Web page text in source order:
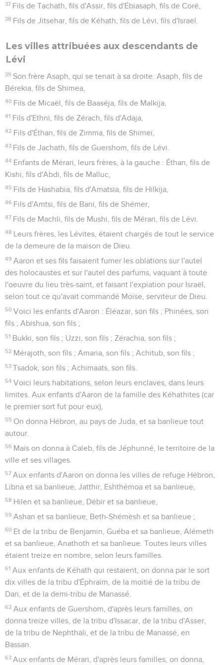
37 Fils de Tachath, fils d'Assir, fils d'Ébiasaph, fils de Coré,
38 Fils de Jitsehar, fils de Kéhath, fils de Lévi, fils d'Israël.
Les villes attribuées aux descendants de
Lévi
39 Son frère Asaph, qui se tenait à sa droite. Asaph, fils de
Bérekia, fils de Shimea,
40 Fils de Micaël, fils de Baaséja, fils de Malkija,
41 Fils d'Ethni, fils de Zérach, fils d'Adaja,
42 Fils d'Éthan, fils de Zimma, fils de Shimeï,
43 Fils de Jachath, fils de Guershom, fils de Lévi.
44 Enfants de Mérari, leurs frères, à la gauche : Éthan, fils de
Kishi, fils d'Abdi, fils de Malluc,
45 Fils de Hashabia, fils d'Amatsia, fils de Hilkija,
46 Fils d'Amtsi, fils de Bani, fils de Shémer,
47 Fils de Machli, fils de Mushi, fils de Mérari, fils de Lévi.
48 Leurs frères, les Lévites, étaient chargés de tout le service
de la demeure de la maison de Dieu.
49 Aaron et ses fils faisaient fumer les oblations sur l'autel
des holocaustes et sur l'autel des parfums, vaquant à toute
l'oeuvre du lieu très-saint, et faisant l'expiation pour Israël,
selon tout ce qu'avait commandé Moïse, serviteur de Dieu.
50 Voici les enfants d'Aaron : Éléazar, son fils ; Phinées, son
fils ; Abishua, son fils ;
51 Bukki, son fils ; Uzzi, son fils ; Zérachia, son fils ;
52 Mérajoth, son fils ; Amaria, son fils ; Achitub, son fils ;
53 Tsadok, son fils ; Achimaats, son fils.
54 Voici leurs habitations, selon leurs enclaves, dans leurs
limites. Aux enfants d'Aaron de la famille des Kéhathites (car
le premier sort fut pour eux),
55 On donna Hébron, au pays de Juda, et sa banlieue tout
autour.
56 Mais on donna à Caleb, fils de Jéphunné, le territoire de la
ville et ses villages.
57 Aux enfants d'Aaron on donna les villes de refuge Hébron,
Libna et sa banlieue, Jatthir, Eshthémoa et sa banlieue,
58 Hilen et sa banlieue, Débir et sa banlieue,
59 Ashan et sa banlieue, Beth-Shémèsh et sa banlieue ;
60 Et de la tribu de Benjamin, Guéba et sa banlieue, Alémeth
et sa banlieue, Anathoth et sa banlieue. Toutes leurs villes
étaient treize en nombre, selon leurs familles.
61 Aux enfants de Kéhath qui restaient, on donna par le sort
dix villes de la tribu d'Éphraïm, de la moitié de la tribu de
Dan, et de la demi-tribu de Manassé.
62 Aux enfants de Guershom, d'après leurs familles, on
donna treize villes, de la tribu d'Issacar, de la tribu d'Asser,
de la tribu de Nephthali, et de la tribu de Manassé, en
Bassan.
63 Aux enfants de Mérari, d'après leurs familles, on donna,